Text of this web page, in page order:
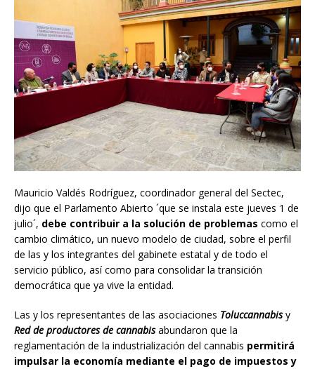
Mauricio Valdés Rodríguez, coordinador general del Sectec,
dijo que el Parlamento Abierto ´que se instala este jueves 1 de
julio´, debe contribuir a la solución de problemas como el
cambio climático, un nuevo modelo de ciudad, sobre el perfil
de las y los integrantes del gabinete estatal y de todo el
servicio público, así como para consolidar la transición
democrática que ya vive la entidad.
Las y los representantes de las asociaciones Toluccannabisy
Red de productores de cannabisabundaron que la
reglamentación de la industrialización del cannabis permitirá
impulsar la economía mediante el pago de impuestos y